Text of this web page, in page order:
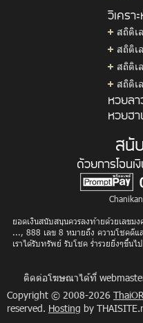
วิเครา
สถิติเ
สถิติเ
สถิติเ
สถิติเ
หวยลา
หวยฮ
สนั
ด้วยการโอน
ยอดเงินสนับสนุนควรลงท้ายด้วยเลข
..., 888 เลข 8 หมายถึง ความโชคดีแ
เราได้รับทรัพย์ รับโชค ร่ำรวยยิ่งๆขึ้น
ติดต่อโฆษณาได้ที่
Copyright © 2008-2026
reserved. Hosting by